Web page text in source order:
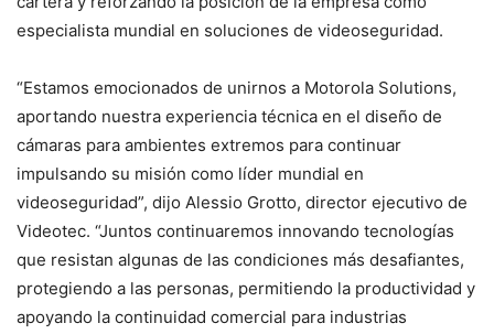
especialista mundial en soluciones de videoseguridad.
“Estamos emocionados de unirnos a Motorola Solutions,
aportando nuestra experiencia técnica en el diseño de
cámaras para ambientes extremos para continuar
impulsando su misión como líder mundial en
videoseguridad”, dijo Alessio Grotto, director ejecutivo de
Videotec. “Juntos continuaremos innovando tecnologías
que resistan algunas de las condiciones más desafiantes,
protegiendo a las personas, permitiendo la productividad y
apoyando la continuidad comercial para industrias